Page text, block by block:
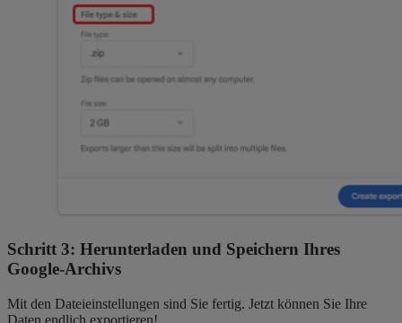
Schritt 3: Herunterladen und Speichern Ihres
Google-Archivs
Mit den Dateieinstellungen sind Sie fertig. Jetzt können Sie Ihre
Daten endlich exportieren!